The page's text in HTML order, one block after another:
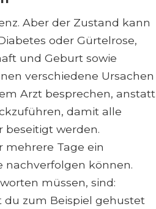
Aber der Zustand kann
oder Gürtelrose,
und Geburt sowie
verschiedene Ursachen
Arzt besprechen, anstatt
damit alle
beseitigt werden.
mehrere Tage ein
nachverfolgen können.
müssen, sind:
du zum Beispiel gehustet